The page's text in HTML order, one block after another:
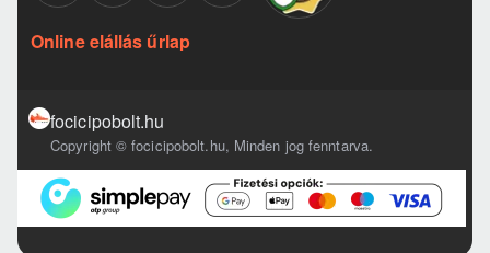
Online elállás űrlap
focicipobolt.hu
Copyright © focicipobolt.hu, Minden jog fenntarva.